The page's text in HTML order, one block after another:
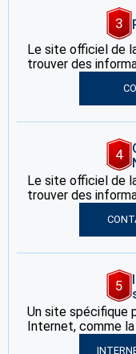
3
Le site officiel de
trouver des
4
Le site officiel de
trouver des
5
Un site spécifique
Internet, comme